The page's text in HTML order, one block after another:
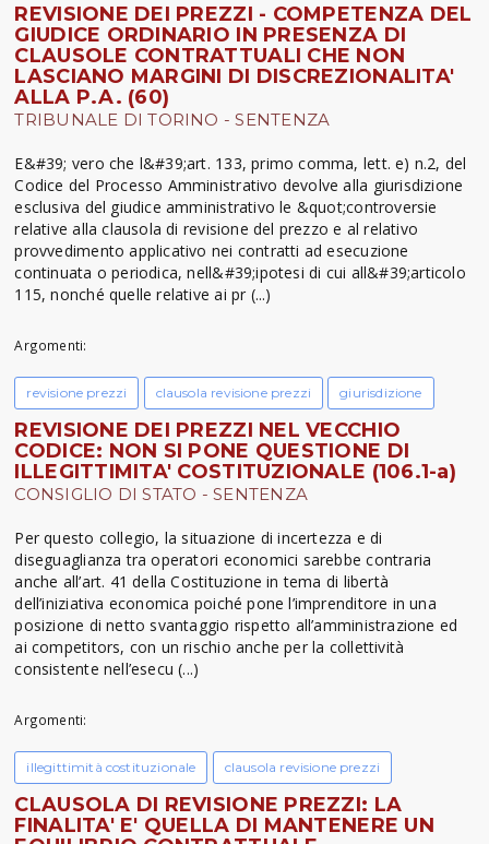
REVISIONE DEI PREZZI - COMPETENZA DEL
GIUDICE ORDINARIO IN PRESENZA DI
CLAUSOLE CONTRATTUALI CHE NON
LASCIANO MARGINI DI DISCREZIONALITA'
ALLA P.A. (60)
TRIBUNALE DI TORINO - SENTENZA
E&#39; vero che l&#39;art. 133, primo comma, lett. e) n.2, del
Codice del Processo Amministrativo devolve alla giurisdizione
esclusiva del giudice amministrativo le &quot;controversie
relative alla clausola di revisione del prezzo e al relativo
provvedimento applicativo nei contratti ad esecuzione
continuata o periodica, nell&#39;ipotesi di cui all&#39;articolo
115, nonché quelle relative ai pr (...)
Argomenti:
revisione prezzi clausola revisione prezzi giurisdizione
REVISIONE DEI PREZZI NEL VECCHIO
CODICE: NON SI PONE QUESTIONE DI
ILLEGITTIMITA' COSTITUZIONALE (106.1-a)
CONSIGLIO DI STATO - SENTENZA
Per questo collegio, la situazione di incertezza e di
diseguaglianza tra operatori economici sarebbe contraria
anche all’art. 41 della Costituzione in tema di libertà
dell’iniziativa economica poiché pone l’imprenditore in una
posizione di netto svantaggio rispetto all’amministrazione ed
ai competitors, con un rischio anche per la collettività
consistente nell’esecu (...)
Argomenti:
illegittimità costituzionale clausola revisione prezzi
CLAUSOLA DI REVISIONE PREZZI: LA
FINALITA' E' QUELLA DI MANTENERE UN